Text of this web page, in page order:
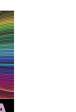
sikret å få rett